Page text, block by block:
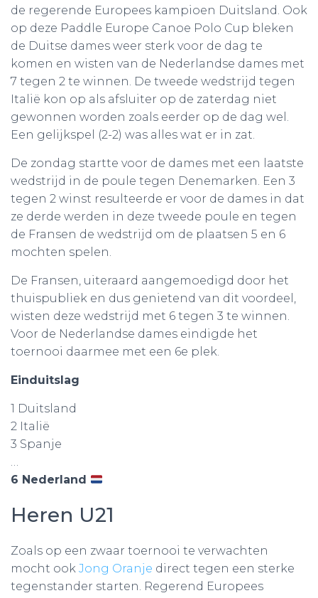
de regerende Europees kampioen Duitsland. Ook
op deze Paddle Europe Canoe Polo Cup bleken
de Duitse dames weer sterk voor de dag te
komen en wisten van de Nederlandse dames met
7 tegen 2 te winnen. De tweede wedstrijd tegen
Italië kon op als afsluiter op de zaterdag niet
gewonnen worden zoals eerder op de dag wel.
Een gelijkspel (2-2) was alles wat er in zat.
De zondag startte voor de dames met een laatste
wedstrijd in de poule tegen Denemarken. Een 3
tegen 2 winst resulteerde er voor de dames in dat
ze derde werden in deze tweede poule en tegen
de Fransen de wedstrijd om de plaatsen 5 en 6
mochten spelen.
De Fransen, uiteraard aangemoedigd door het
thuispubliek en dus genietend van dit voordeel,
wisten deze wedstrijd met 6 tegen 3 te winnen.
Voor de Nederlandse dames eindigde het
toernooi daarmee met een 6e plek.
Einduitslag
1 Duitsland
2 Italië
3 Spanje
…
6 Nederland
Heren U21
Zoals op een zwaar toernooi te verwachten
mocht ook Jong Oranje direct tegen een sterke
tegenstander starten. Regerend Europees